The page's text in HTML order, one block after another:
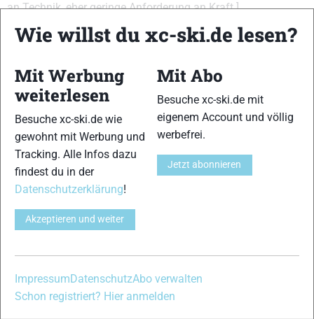
an Technik, eher geringe Anforderung an Kraft.]
{Abstoßverhalten:11,12,13,14}{Einschubverhalten:12,12,13}
{Gleitfähigkeit:12,13,14}{Führung:11,12,13}
{Abfahrtsverhalten:12,13,14}
VERWANDTE ARTIKEL
One Way Premio 10
Peltonen Supra
XTT
Zurück Weiter
Schreibe einen Kommentar
Wie willst du xc-ski.de lesen?
Mit Werbung
weiterlesen
Besuche xc-ski.de wie
gewohnt mit Werbung und
Tracking. Alle Infos dazu
findest du in der
Datenschutzerklärung!
Akzeptieren und weiter
Mit Abo
Besuche xc-ski.de mit
eigenem Account und völlig
werbefrei.
Jetzt abonnieren
Impressum DatenschutzAbo verwalten
Schon registriert? Hier anmelden